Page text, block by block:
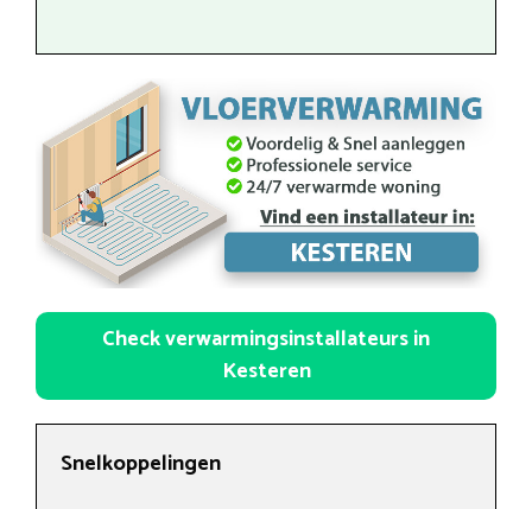
Check verwarmingsinstallateurs in
Kesteren
Snelkoppelingen